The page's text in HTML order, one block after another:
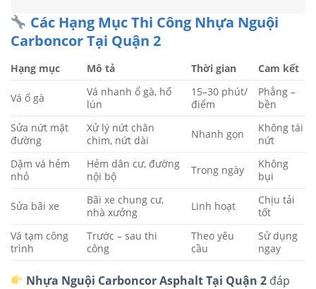
Các Hạng Mục Thi Công Nhựa Nguội
Carboncor Tại Quận 2
Hạng mục Mô tả Thời gian Cam kết
Vá ổ gà
Vá nhanh ổ gà, hố
lún
15–30 phút/
điểm
Phẳng –
bền
Sửa nứt mặt
đường
Xử lý nứt chân
chim, nứt dài
Nhanh gọn
Không tái
nứt
Dặm vá hẻm
nhỏ
Hẻm dân cư, đường
nội bộ
Trong ngày
Không
bụi
Sửa bãi xe
Bãi xe chung cư,
nhà xưởng
Linh hoạt
Chịu tải
tốt
Vá tạm công
trình
Trước – sau thi
công
Theo yêu
cầu
Sử dụng
ngay
Nhựa Nguội Carboncor Asphalt Tại Quận 2 đáp